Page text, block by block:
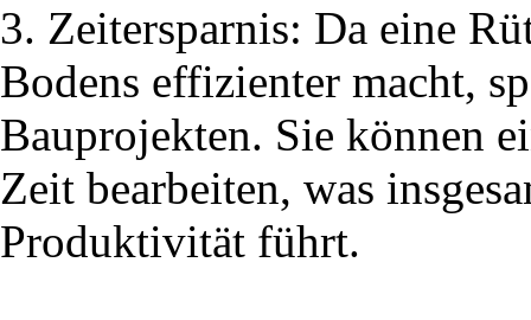
3. Zeitersparnis: Da eine
Bodens effizienter macht,
Bauprojekten. Sie können
Zeit bearbeiten, was
Produktivität führt.